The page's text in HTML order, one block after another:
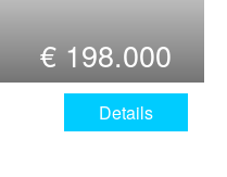
€ 198.000
Details